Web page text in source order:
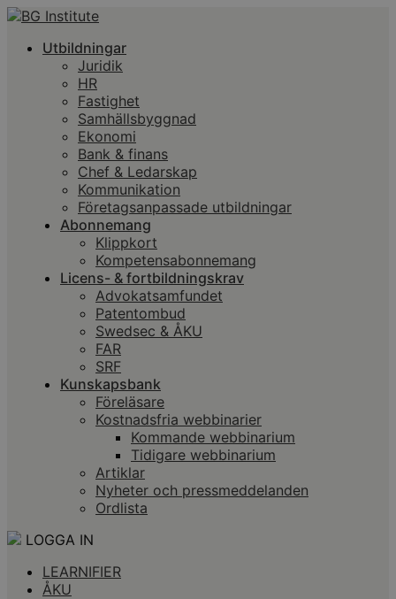
Utbildningar
Juridik
HR
Fastighet
Samhällsbyggnad
Ekonomi
Bank & finans
Chef & Ledarskap
Kommunikation
Företagsanpassade utbildningar
Abonnemang
Klippkort
Kompetensabonnemang
Licens- & fortbildningskrav
Advokatsamfundet
Patentombud
Swedsec & ÅKU
FAR
SRF
Kunskapsbank
Föreläsare
Kostnadsfria webbinarier
Kommande webbinarium
Tidigare webbinarium
Artiklar
Nyheter och pressmeddelanden
Ordlista
LOGGA IN
LEARNIFIER
ÅKU